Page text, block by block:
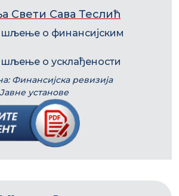
Свети Сава Теслић
о финансијским
о усклађености
Финансијска ревизија
установе